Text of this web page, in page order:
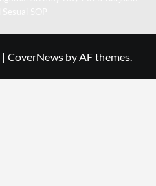
| CoverNewsby AF themes.